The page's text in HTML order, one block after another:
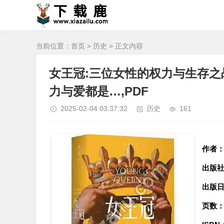
当前位置： 首页 > 历史 > 正文内容
女王冠:三位女性的权力与生存
力与爱都是…,PDF
2025-02-04 03:37:32 历史 161
作者：
出版
出版
页数：